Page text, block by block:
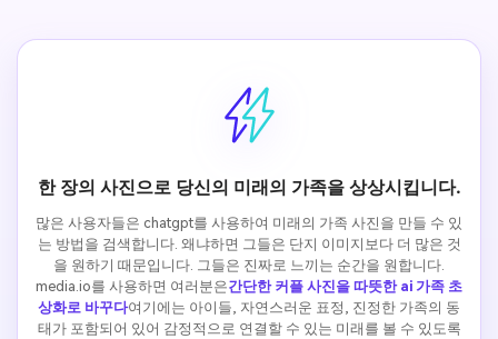
한 장의 사진으로 당신의 미래의 가족을 상상시킵니다.
많은 사용자들은 chatgpt를 사용하여 미래의 가족 사진을 만들 수 있
는 방법을 검색합니다. 왜냐하면 그들은 단지 이미지보다 더 많은 것
을 원하기 때문입니다. 그들은 진짜로 느끼는 순간을 원합니다.
media.io를 사용하면 여러분은간단한 커플 사진을 따뜻한 ai 가족 초
상화로 바꾸다여기에는 아이들, 자연스러운 표정, 진정한 가족의 동
태가 포함되어 있어 감정적으로 연결할 수 있는 미래를 볼 수 있도록